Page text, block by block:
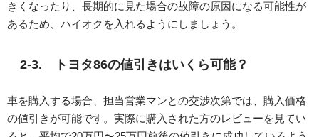
きくなったり、長期的に見た場合の故障の原因になる可能性が
あるため、ハイオクを入れるようにしましょう。
2-3. トヨタ86の値引きはいくら可能？
車を購入する場合、担当営業マンとの交渉次第では、購入価格
の値引きが可能です。実際に購入された方のレビューを見てい